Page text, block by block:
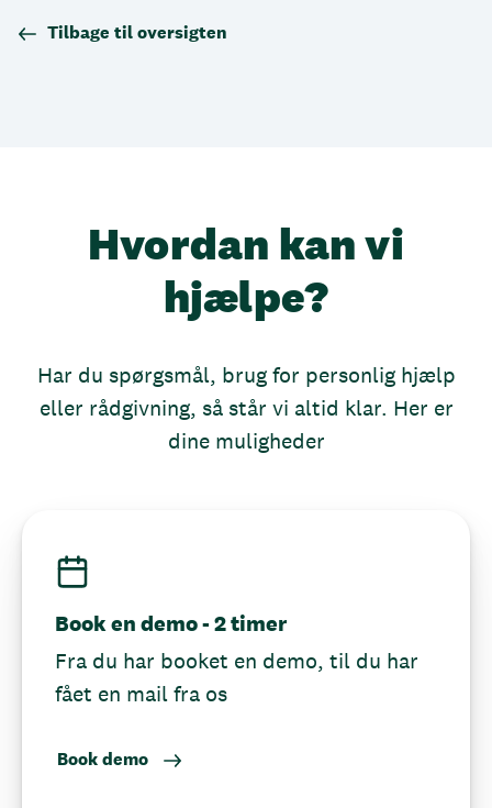
Tilbage til oversigten
Hvordan kan vi
hjælpe?
Har du spørgsmål, brug for personlig hjælp
eller rådgivning, så står vi altid klar. Her er
dine muligheder
Book en demo - 2 timer
Fra du har booket en demo, til du har
fået en mail fra os
Book demo